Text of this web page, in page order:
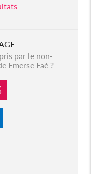
par le non-
Emerse Faé ?